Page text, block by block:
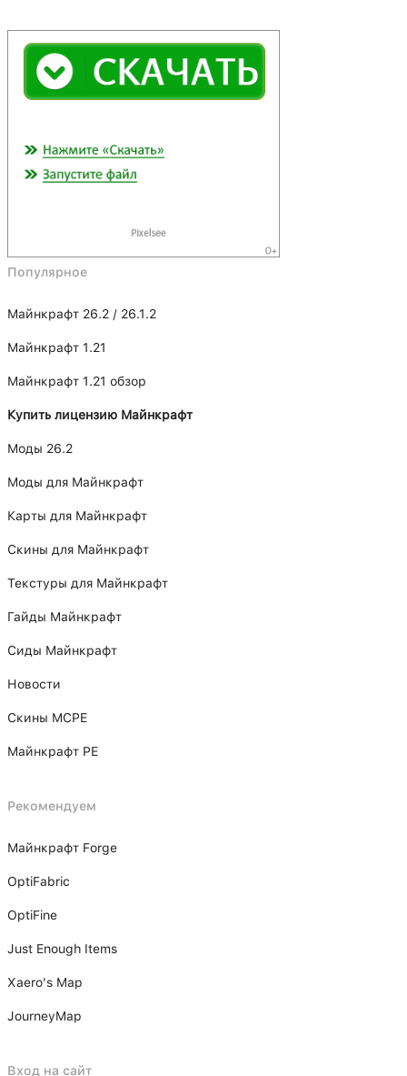
Популярное
Майнкрафт 26.2 / 26.1.2
Майнкрафт 1.21
Майнкрафт 1.21 обзор
Купить лицензию Майнкрафт
Моды 26.2
Моды для Майнкрафт
Карты для Майнкрафт
Скины для Майнкрафт
Текстуры для Майнкрафт
Гайды Майнкрафт
Сиды Майнкрафт
Новости
Скины MCPE
Майнкрафт PE
Рекомендуем
Майнкрафт Forge
OptiFabric
OptiFine
Just Enough Items
Xаero's Mаp
JourneyMap
Вход на сайт